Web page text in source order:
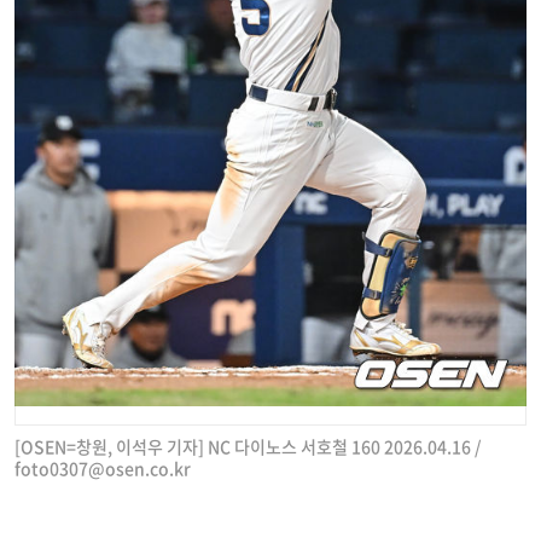
[OSEN=창원, 이석우 기자] NC 다이노스 서호철 160 2026.04.16 /
foto0307@osen.co.kr